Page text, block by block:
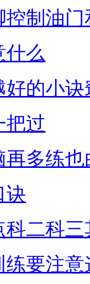
控制油
什么
好的小诀
把过
再多练也
诀
二科
要注意